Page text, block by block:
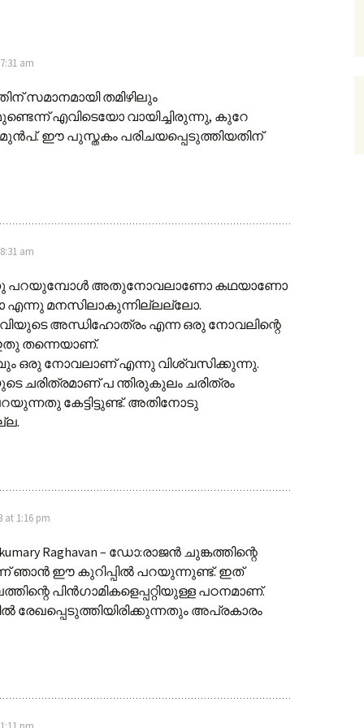
am
സമാനമായി തമിഴിലും
എവിടെയോ വായിച്ചിരുന്നു, കുറേ
ഈ പുസ്തകം പരിചയപ്പെടുത്തിയതിന്
am
പറയുമ്പോൾ അതുനോവലാണോ കഥയാണോ
എന്നു മനസിലാകുന്നില്ലല്ലോ.
അന്ധിഹോത്രം എന്ന ഒരു നോവലിന്റെ
തന്നെയാണ്.
നോവലാണ് എന്നു വിശ്വസിക്കുന്നു.
ചരിത്രമാണ് പ ന്തിരുകുലം ചരിത്രം
കേട്ടിട്ടുണ്ട്. അതിനോടു
at 1:16 pm
Raghavan – ഡോ:രാജൻ ചുങ്കത്തിന്റെ
ഞാൻ ഈ കുറിപ്പിൽ പറയുന്നുണ്ട്. ഇത്
പിൻ‌ഗാമികളെപ്പറ്റിയുള്ള പഠനമാണ്.
രേഖപ്പെടുത്തിയിരിക്കുന്നതും അപ്രകാരം